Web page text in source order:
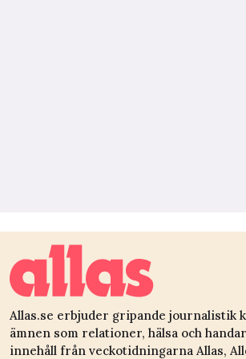
Allas.se erbjuder gripande journalistik
ämnen som relationer, hälsa och
innehåll från veckotidningarna Allas,